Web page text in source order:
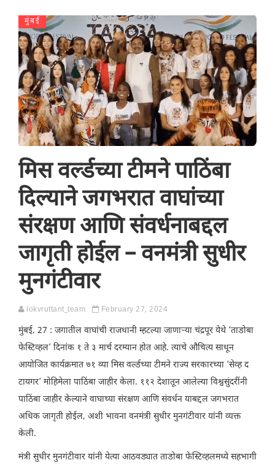
मुंबई
मिस वर्ल्डच्या टीमने पाठिंबा
दिल्याने जगभरात वाघांच्या
संरक्षण आणि संवर्धनाबद्दल
जागृती होईल – वनमंत्री सुधीर
मुनगंटीवार
lokvruttant_team February 27, 2024
मुंबई, 27 : जगातील वाघांची राजधानी म्हटल्या जाणाऱ्या चंद्रपूर येथे ‘ताडोबा
फेस्टिव्हल’ दिनांक १ ते ३ मार्च दरम्यान होत आहे. त्याचे औचित्य साधून
आयोजित कार्यक्रमात ७१ व्या मिस वर्ल्डच्या टीमने राज्य सरकारच्या ‘सेव्ह द
टायगर’ मोहिमेला पाठिंबा जाहीर केला. ११२ देशातून आलेल्या विश्वसुंदरींनी
पाठिंबा जाहीर केल्याने वाघाच्या संरक्षण आणि संवर्धन याबद्दल जगभरात
अधिक जागृती होईल, अशी भावना वनमंत्री सुधीर मुनगंटीवार यांनी व्यक्त
केली.
मंत्री सुधीर मुनगंटीवार यांनी येत्या आठवड्यात ताडोबा फेस्टिव्हलमध्ये सहभागी